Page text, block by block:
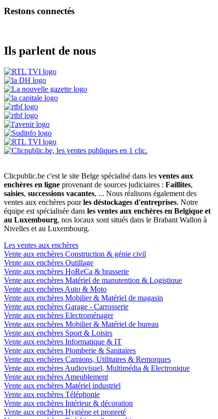
Restons connectés
Ils parlent de nous
Clicpublic.be c'est le site Belge spécialisé dans les ventes aux
enchères en ligne provenant de sources judiciaires : Faillites,
saisies, successions vacantes, ... Nous réalisons également des
ventes aux enchères pourles déstockages d'entreprises. Notre
équipe est spécialisée dans les ventes aux enchères en Belgique et
au Luxembourg, nos locaux sont situés dans le Brabant Wallon à
Nivelles et au Luxembourg.
Les ventes aux enchères
Vente aux enchères Construction & génie civil
Vente aux enchères Outillage
Vente aux enchères HoReCa & brasserie
Vente aux enchères Matériel de manutention & Logistique
Vente aux enchères Auto & Moto
Vente aux enchères Mobilier & Matériel de magasin
Vente aux enchères Garage - Carrosserie
Vente aux enchères Electroménager
Vente aux enchères Mobilier & Matériel de bureau
Vente aux enchères Sport & Loisirs
Vente aux enchères Informatique & IT
Vente aux enchères Plomberie & Sanitaires
Vente aux enchères Camions, Utilitaires & Remorques
Vente aux enchères Audiovisuel, Multimédia & Electronique
Vente aux enchères Ameublement
Vente aux enchères Matériel industriel
Vente aux enchères Téléphonie
Vente aux enchères Intérieur & décoration
Vente aux enchères Hygiène et propreté